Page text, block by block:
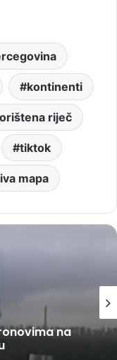
kontinenti
riječ
tiktok
mapa
na